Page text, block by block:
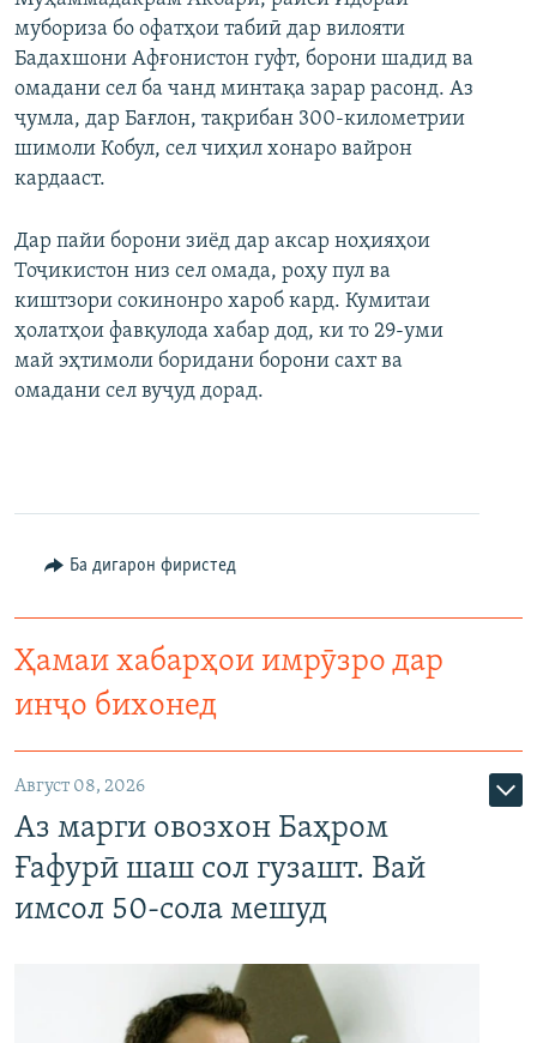
мубориза бо офатҳои табиӣ дар вилояти
Бадахшони Афғонистон гуфт, борони шадид ва
омадани сел ба чанд минтақа зарар расонд. Аз
ҷумла, дар Бағлон, тақрибан 300-километрии
шимоли Кобул, сел чиҳил хонаро вайрон
кардааст.
Дар пайи борони зиёд дар аксар ноҳияҳои
Тоҷикистон низ сел омада, роҳу пул ва
киштзори сокинонро хароб кард. Кумитаи
ҳолатҳои фавқулода хабар дод, ки то 29-уми
май эҳтимоли боридани борони сахт ва
омадани сел вуҷуд дорад.
Ба дигарон фиристед
Ҳамаи хабарҳои имрӯзро дар
инҷо бихонед
Август 08, 2026
Аз марги овозхон Баҳром
Ғафурӣ шаш сол гузашт. Вай
имсол 50-сола мешуд